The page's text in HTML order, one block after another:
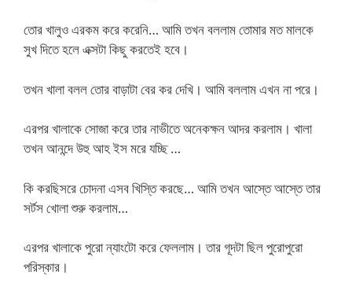
তোর খালুও এরকম করে করেনি… আমি তখন বললাম তোমার মত মালকে
সুখ দিতে হলে এক্সটা কিছু করতেই হবে।
তখন খালা বলল তোর বাড়াটা বের কর দেখি। আমি বললাম এখন না পরে।
এরপর খালাকে সোজা করে তার নাভীতে অনেকক্ষন আদর করলাম। খালা
তখন আনন্দে উহু আহ ইস মরে যচ্ছি …
কি করছিসরে চোদনা এসব খিস্তি করছে… আমি তখন আস্তে আস্তে তার
সর্টস খোলা শুরু করলাম…
এরপর খালাকে পুরো ন্যাংটো করে ফেললাম। তার গূদটা ছিল পুরোপুরো
পরিস্কার।